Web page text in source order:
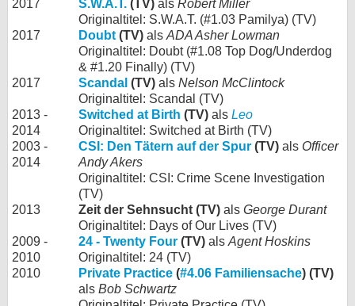
2017
S.W.A.T. (TV) als Robert Miller
Originaltitel: S.W.A.T. (#1.03 Pamilya) (TV)
2017
Doubt (TV) als ADA Asher Lowman
Originaltitel: Doubt (#1.08 Top Dog/Underdog
& #1.20 Finally) (TV)
2017
Scandal (TV) als Nelson McClintock
Originaltitel: Scandal (TV)
2013 -
2014
Switched at Birth (TV) als Leo
Originaltitel: Switched at Birth (TV)
2003 -
2014
CSI: Den Tätern auf der Spur (TV) als Officer
Andy Akers
Originaltitel: CSI: Crime Scene Investigation
(TV)
2013
Zeit der Sehnsucht (TV) als George Durant
Originaltitel: Days of Our Lives (TV)
2009 -
2010
24 - Twenty Four (TV) als Agent Hoskins
Originaltitel: 24 (TV)
2010
Private Practice (#4.06 Familiensache) (TV)
als Bob Schwartz